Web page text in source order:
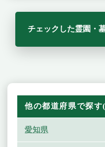
チェックした霊園・
他の都道府県で探
愛知県